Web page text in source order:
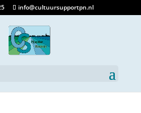
info@cultuursupportpn.nl